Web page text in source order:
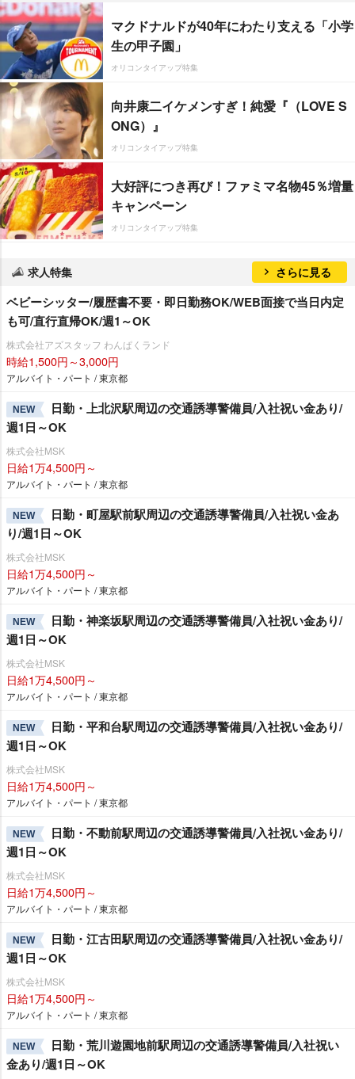
マクドナルドが40年にわたり支える「小学
生の甲子園」
オリコンタイアップ特集
向井康二イケメンすぎ！純愛『（LOVE S
ONG）』
オリコンタイアップ特集
大好評につき再び！ファミマ名物45％増量
キャンペーン
オリコンタイアップ特集
求人特集 さらに見る
ベビーシッター/履歴書不要・即日勤務OK/WEB面接で当日内定
も可/直行直帰OK/週1～OK
株式会社アズスタッフ わんぱくランド
時給1,500円～3,000円
アルバイト・パート / 東京都
NEW
日勤・上北沢駅周辺の交通誘導警備員/入社祝い金あり/
週1日～OK
株式会社MSK
日給1万4,500円～
アルバイト・パート / 東京都
NEW
日勤・町屋駅前駅周辺の交通誘導警備員/入社祝い金あ
り/週1日～OK
株式会社MSK
日給1万4,500円～
アルバイト・パート / 東京都
NEW
日勤・神楽坂駅周辺の交通誘導警備員/入社祝い金あり/
週1日～OK
株式会社MSK
日給1万4,500円～
アルバイト・パート / 東京都
NEW
日勤・平和台駅周辺の交通誘導警備員/入社祝い金あり/
週1日～OK
株式会社MSK
日給1万4,500円～
アルバイト・パート / 東京都
NEW
日勤・不動前駅周辺の交通誘導警備員/入社祝い金あり/
週1日～OK
株式会社MSK
日給1万4,500円～
アルバイト・パート / 東京都
NEW
日勤・江古田駅周辺の交通誘導警備員/入社祝い金あり/
週1日～OK
株式会社MSK
日給1万4,500円～
アルバイト・パート / 東京都
NEW
日勤・荒川遊園地前駅周辺の交通誘導警備員/入社祝い
金あり/週1日～OK